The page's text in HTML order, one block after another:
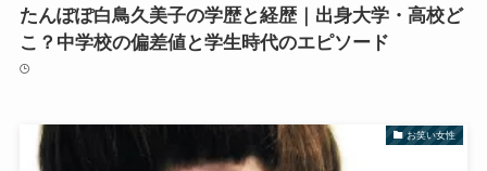
たんぽぽ白鳥久美子の学歴と経歴｜出身大学・高校ど
こ？中学校の偏差値と学生時代のエピソード
お笑い女性